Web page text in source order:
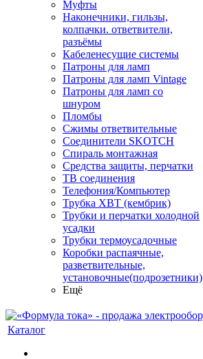
Муфты
Наконечники, гильзы,
колпачки. ответвители,
разъёмы
Кабеленесущие системы
Патроны для ламп
Патроны для ламп Vintage
Патроны для ламп со
шнуром
Пломбы
Сжимы ответвительные
Соединители SKOTCH
Спираль монтажная
Средства защиты, перчатки
ТВ соединения
Телефония/Компьютер
Трубка ХВТ (кембрик)
Трубки и перчатки холодной
усадки
Трубки термоусадочные
Коробки распаячные,
разветвительные,
установочные(подрозетники)
Ещё
Каталог